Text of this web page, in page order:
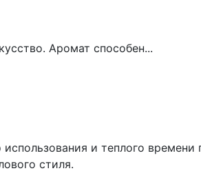
и теплого времени
стиля.